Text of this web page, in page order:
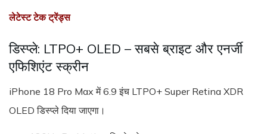
लेटेस्ट टेक ट्रेंड्स
डिस्प्ले: LTPO+ OLED – सबसे ब्राइट और एनर्जी
एफिशिएंट स्क्रीन
iPhone 18 Pro Max में 6.9 इंच LTPO+ Super Retina XDR
OLED डिस्प्ले दिया जाएगा।